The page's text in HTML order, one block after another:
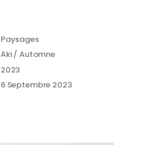
Paysages
Aki / Automne
2023
6 Septembre 2023